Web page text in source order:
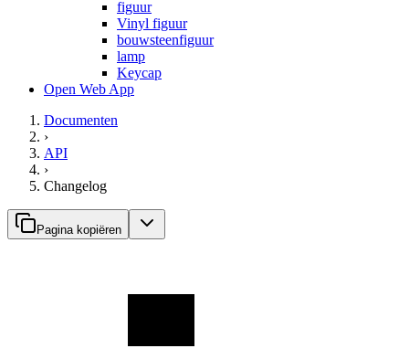
figuur
Vinyl figuur
bouwsteenfiguur
lamp
Keycap
Open Web App
Documenten
›
API
›
Changelog
Pagina kopiëren